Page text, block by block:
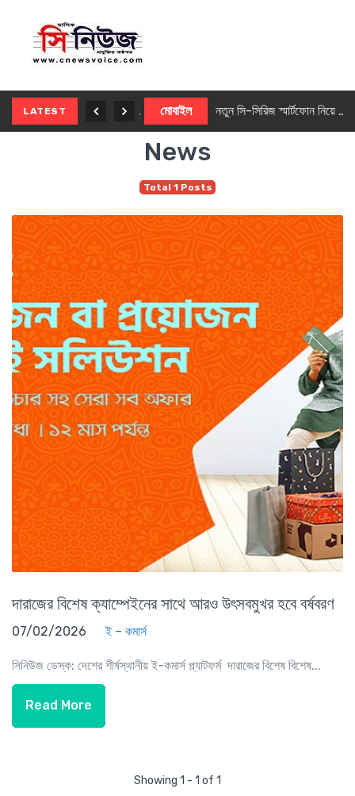
LATEST মোবাইল নতুন সি-সিরিজ স্মার্টফোন নিয়ে আসছে রিয়েলমি
News
Total 1 Posts
দারাজের বিশেষ ক্যাম্পেইনের সাথে আরও উৎসবমুখর হবে বর্ষবরণ
07/02/2026 ই – কমার্স
সিনিউজ ডেস্ক: দেশের শীর্ষস্থানীয় ই-কমার্স প্ল্যাটফর্ম দারাজের বিশেষ বিশেষ...
Read More
Showing 1 - 1 of 1